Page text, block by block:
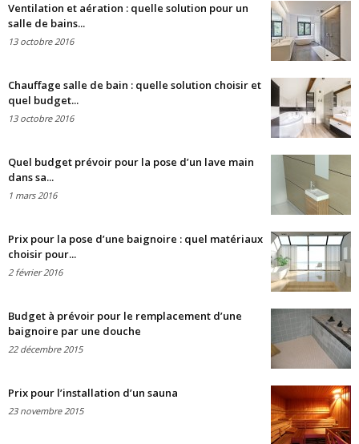
Ventilation et aération : quelle solution pour un
salle de bains...
13 octobre 2016
Chauffage salle de bain : quelle solution choisir et
quel budget...
13 octobre 2016
Quel budget prévoir pour la pose d’un lave main
dans sa...
1 mars 2016
Prix pour la pose d’une baignoire : quel matériaux
choisir pour...
2 février 2016
Budget à prévoir pour le remplacement d’une
baignoire par une douche
22 décembre 2015
Prix pour l’installation d’un sauna
23 novembre 2015